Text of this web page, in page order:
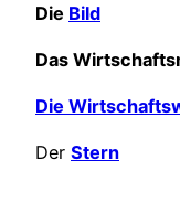
Die Bild
Das
Die
Der Stern